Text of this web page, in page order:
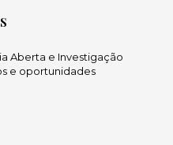
Aberta e Investigação
e oportunidades